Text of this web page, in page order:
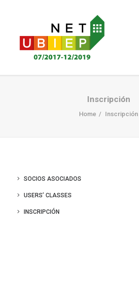
PROYECTO NET-UBIEP
Inscripción
Home Inscripción
SOCIOS ASOCIADOS
USERS’ CLASSES
INSCRIPCIÓN